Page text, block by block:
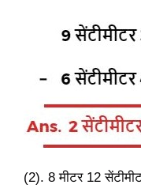
(2). 8 मीटर 12